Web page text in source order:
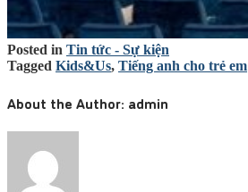
Posted in Tin tức - Sự kiện
Tagged Kids&Us, Tiếng anh cho trẻ em
About the Author: admin